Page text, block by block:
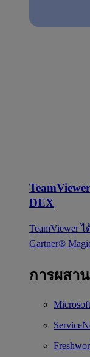
DEX
TeamViewer
Gartner®
การผสา